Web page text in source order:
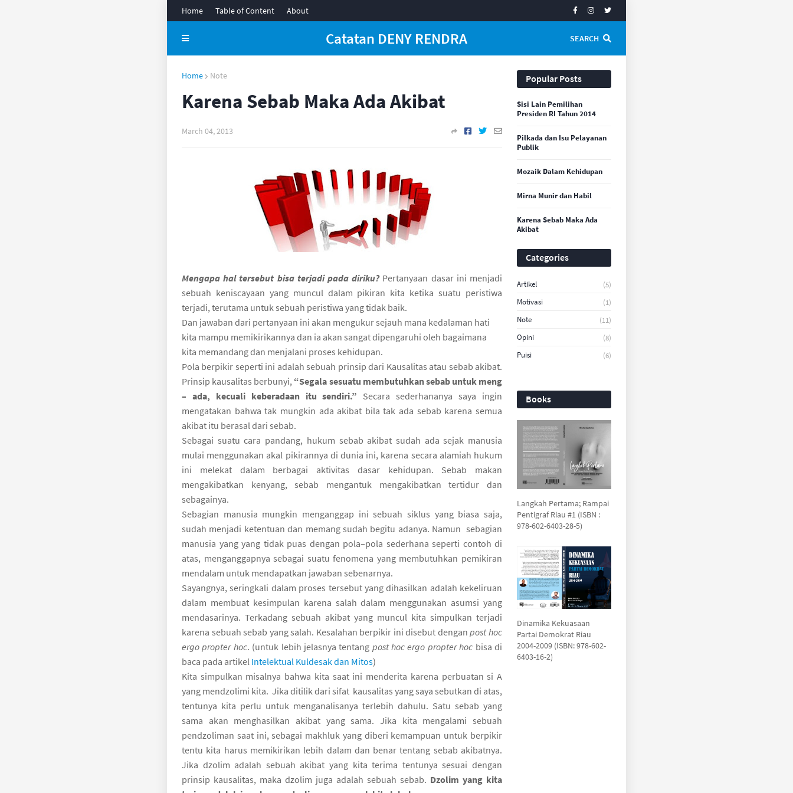
Home Table of Content About
Catatan DENY RENDRA SEARCH
Home Note
Karena Sebab Maka Ada Akibat
March 04, 2013
Mengapa hal tersebut bisa terjadi pada diriku?Pertanyaan dasar ini menjadi
sebuah keniscayaan yang muncul dalam pikiran kita ketika suatu peristiwa
terjadi, terutama untuk sebuah peristiwa yang tidak baik.
Dan jawaban dari pertanyaan ini akan mengukur sejauh mana kedalaman hati
kita mampu memikirikannya dan ia akan sangat dipengaruhi oleh bagaimana
kita memandang dan menjalani proses kehidupan.
Pola berpikir seperti ini adalah sebuah prinsip dari Kausalitas atau sebab akibat.
Prinsip kausalitas berbunyi, “Segala sesuatu membutuhkan sebab untuk meng
– ada, kecuali keberadaan itu sendiri.” Secara sederhananya saya ingin
mengatakan bahwa tak mungkin ada akibat bila tak ada sebab karena semua
akibat itu berasal dari sebab.
Sebagai suatu cara pandang, hukum sebab akibat sudah ada sejak manusia
mulai menggunakan akal pikirannya di dunia ini, karena secara alamiah hukum
ini melekat dalam berbagai aktivitas dasar kehidupan. Sebab makan
mengakibatkan kenyang, sebab mengantuk mengakibatkan tertidur dan
sebagainya.
Sebagian manusia mungkin menganggap ini sebuah siklus yang biasa saja,
sudah menjadi ketentuan dan memang sudah begitu adanya. Namun sebagian
manusia yang yang tidak puas dengan pola–pola sederhana seperti contoh di
atas, menganggapnya sebagai suatu fenomena yang membutuhkan pemikiran
mendalam untuk mendapatkan jawaban sebenarnya.
Sayangnya, seringkali dalam proses tersebut yang dihasilkan adalah kekeliruan
dalam membuat kesimpulan karena salah dalam menggunakan asumsi yang
mendasarinya. Terkadang sebuah akibat yang muncul kita simpulkan terjadi
karena sebuah sebab yang salah. Kesalahan berpikir ini disebut denganpost hoc
ergo propter hoc. (untuk lebih jelasnya tentang post hoc ergo propter hoc bisa di
baca pada artikel Intelektual Kuldesak dan Mitos)
Kita simpulkan misalnya bahwa kita saat ini menderita karena perbuatan si A
yang mendzolimi kita. Jika ditilik dari sifat kausalitas yang saya sebutkan di atas,
tentunya kita perlu untuk menganalisanya terlebih dahulu. Satu sebab yang
sama akan menghasilkan akibat yang sama. Jika kita mengalami sebuah
pendzoliman saat ini, sebagai makhluk yang diberi kemampuan untuk berpikir
tentu kita harus memikirikan lebih dalam dan benar tentang sebab akibatnya.
Jika dzolim adalah sebuah akibat yang kita terima tentunya sesuai dengan
prinsip kausalitas, maka dzolim juga adalah sebuah sebab. Dzolim yang kita
Popular Posts
Sisi Lain Pemilihan
Presiden RI Tahun 2014
Pilkada dan Isu Pelayanan
Publik
Mozaik Dalam Kehidupan
Mirna Munir dan Habil
Karena Sebab Maka Ada
Akibat
Categories
Artikel
(5)
Motivasi
(1)
Note
(11)
Opini
(8)
Puisi
(6)
Books
Langkah Pertama; Rampai
Pentigraf Riau #1 (ISBN :
978-602-6403-28-5)
Dinamika Kekuasaan
Partai Demokrat Riau
2004-2009 (ISBN: 978-602-
6403-16-2)